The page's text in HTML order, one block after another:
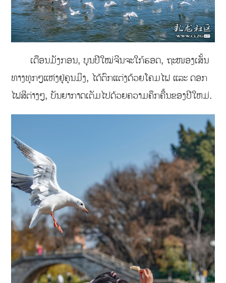
ເດືອນມັງກອນ, ບຸນປີໃໝ່ຈີນຈະໃກ້ຮອດ, ຖະໜອງເສັ້ນ
ທາງທຸກໆແຫ່ງຢູ່ຄຸນມິງ, ໄດ້ຕົກແຕ່ງດ້ວຍໂຄມໄຟ ແລະ ດອກ
ໄຟສີຕ່າງໆ, ບັນຍາກາດເຕັມໄປດ້ວຍຄວາມຄຶກຄື້ນຂອງປີໃຫມ່.